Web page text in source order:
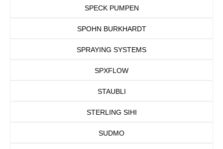
SPECK PUMPEN
SPOHN BURKHARDT
SPRAYING SYSTEMS
SPXFLOW
STAUBLI
STERLING SIHI
SUDMO